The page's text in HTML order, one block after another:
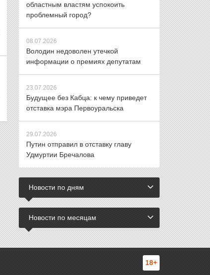
областным властям успокоить
проблемный город?
08.07.2026
Володин недоволен утечкой
информации о премиях депутатам
23.07.2026
Будущее без Кабца: к чему приведет
отставка мэра Первоуральска
29.07.2026
Путин отправил в отставку главу
Удмуртии Бречалова
Новости по дням
Новости по месяцам
18+